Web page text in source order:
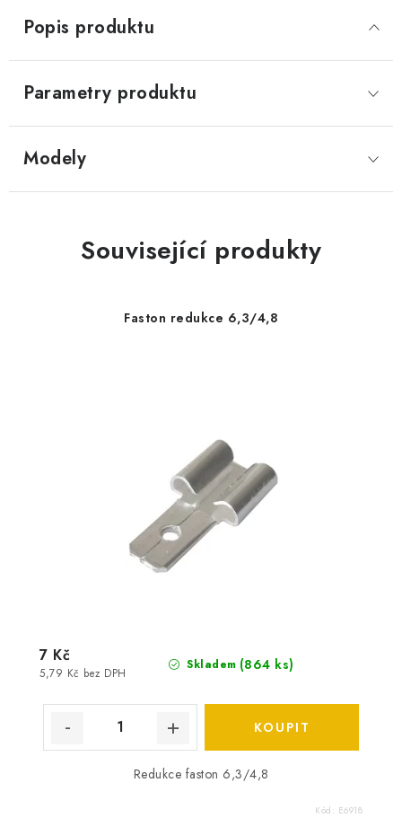
OCHRANA OSOBNÍCH ÚDAJŮ
JAK NA TO S BATTERY.CZ
ZPĚTNÝ ODBĚR ELEKTROZAŘÍZENÍ A BATERIÍ
Popis produktu
Parametry produktu
Modely
Související produkty
Faston redukce 6,3/4,8
Skladem (864 ks)
5,79 Kč bez DPH
7 Kč
Redukce faston 6,3/4,8
Kód: E6918